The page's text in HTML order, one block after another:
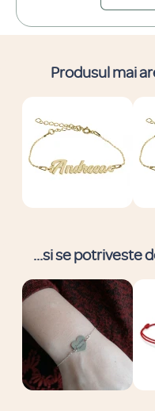
Produsul mai
...si se potriveste